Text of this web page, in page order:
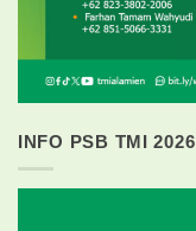
INFO PSB TMI 2026